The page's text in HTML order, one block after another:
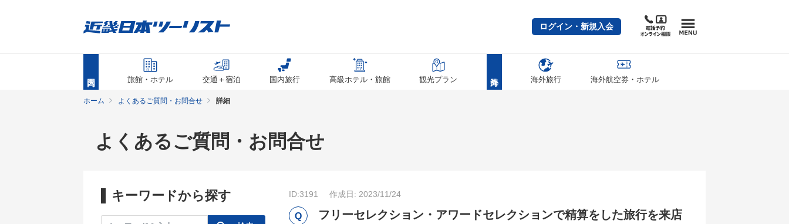
ログイン・新規入会
旅館・ホテル 交通＋宿泊 国内旅行 高級ホテル・旅館 観光プラン 海外旅行 海外航空券・ホテル
ホーム よくあるご質問・お問合せ 詳細
よくあるご質問・お問合せ
キーワードから探す ID:3191 作成日: 2023/11/24
フリーセレクション・アワードセレクションで精算をした旅行を来店